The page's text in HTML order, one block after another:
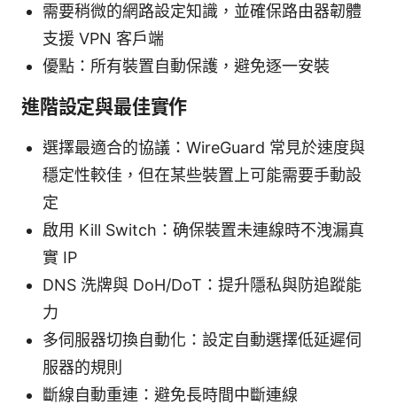
需要稍微的網路設定知識，並確保路由器韌體
支援 VPN 客戶端
優點：所有裝置自動保護，避免逐一安裝
進階設定與最佳實作
選擇最適合的協議：WireGuard 常見於速度與
穩定性較佳，但在某些裝置上可能需要手動設
定
啟用 Kill Switch：确保裝置未連線時不洩漏真
實 IP
DNS 洗牌與 DoH/DoT：提升隱私與防追蹤能
力
多伺服器切換自動化：設定自動選擇低延遲伺
服器的規則
斷線自動重連：避免長時間中斷連線